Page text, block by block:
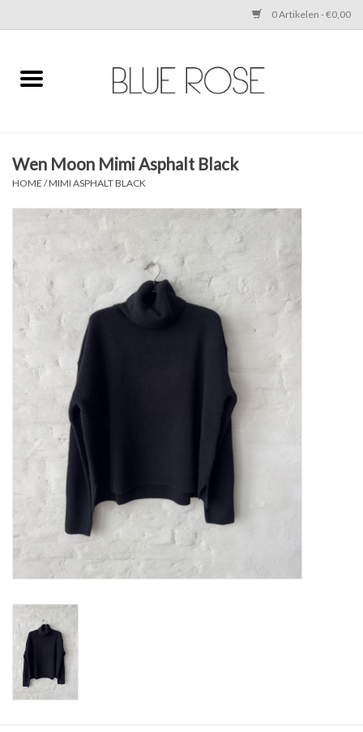
0 Artikelen - €0,00
Home
ACCESSORIES
SHOES
SALE
Cadeaubonnen
BRANDS
ABOUT US
Wen Moon Mimi Asphalt Black
HOME /MIMI ASPHALT BLACK